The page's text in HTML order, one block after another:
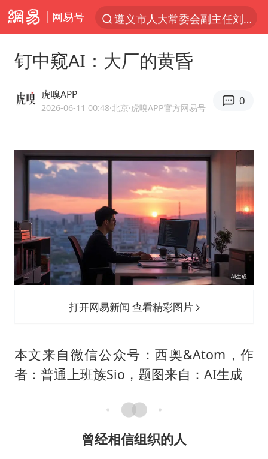
网易号
泸溪河：桃酥吃出金属牙冠视频不实
Meta被判支付5.67亿美元
台风白海豚逼近 暴雨大暴雨来袭
“空调24小时开着更省电”不实
公司“上四休三”但要降薪1000元
段绚竞因公牺牲 年仅44岁
实探山东最热的“中国蔬菜之乡”
奋进开新局 实干挑大梁
钉中窥AI：大厂的黄昏
虎嗅APP
2026-06-11 00:48·北京·虎嗅APP官方网易号
0
打开网易新闻 查看精彩图片
本文来自微信公众号：西奥&Atom，作
者：普通上班族Sio，题图来自：AI生成
曾经相信组织的人